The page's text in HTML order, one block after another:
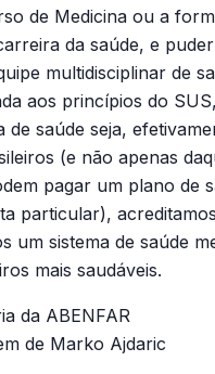
de Medicina ou a
da saúde, e
multidisciplinar de
aos princípios do
de saúde seja,
(e não apenas
pagar um plano de
particular),
um sistema de saúde
mais saudáveis.
da ABENFAR
de Marko Ajdaric